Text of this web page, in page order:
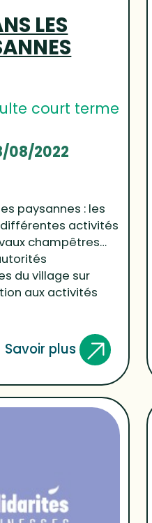
LES
court terme
08/2022
paysannes : les
activités
champêtres…
du village sur
aux activités
Savoir plus